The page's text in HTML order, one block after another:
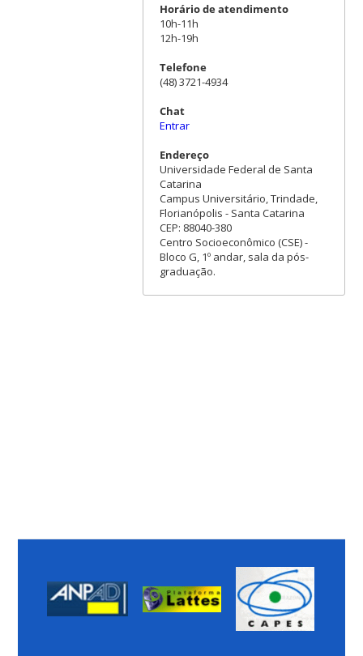
Horário de atendimento
10h-11h
12h-19h
Telefone
(48) 3721-4934
Chat
Entrar
Endereço
Universidade Federal de Santa
Catarina
Campus Universitário, Trindade,
Florianópolis - Santa Catarina
CEP: 88040-380
Centro Socioeconômico (CSE) -
Bloco G, 1º andar, sala da pós-
graduação.